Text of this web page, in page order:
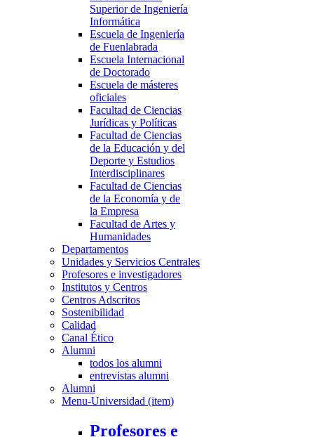
Superior de Ingeniería
Informática
Escuela de Ingeniería
de Fuenlabrada
Escuela Internacional
de Doctorado
Escuela de másteres
oficiales
Facultad de Ciencias
Jurídicas y Políticas
Facultad de Ciencias
de la Educación y del
Deporte y Estudios
Interdisciplinares
Facultad de Ciencias
de la Economía y de
la Empresa
Facultad de Artes y
Humanidades
Departamentos
Unidades y Servicios Centrales
Profesores e investigadores
Institutos y Centros
Centros Adscritos
Sostenibilidad
Calidad
Canal Ético
Alumni
todos los alumni
entrevistas alumni
Alumni
Menu-Universidad (item)
Profesores e